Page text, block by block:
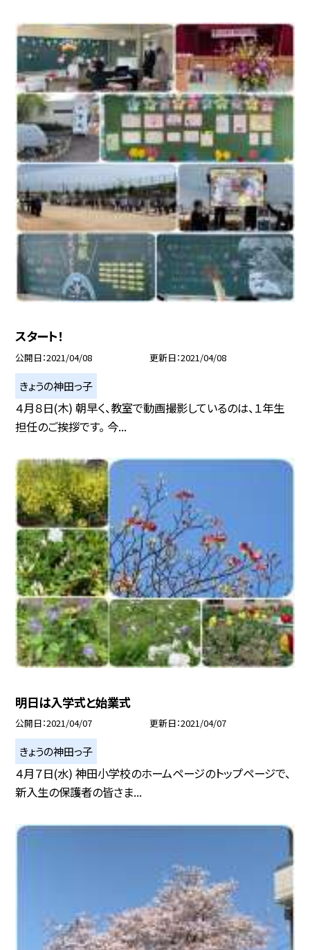
スタート！
公開日 2021/04/08 更新日 2021/04/08
きょうの神田っ子
４月８日(木) 朝早く、教室で動画撮影しているのは、１年生
担任のご挨拶です。 今...
明日は入学式と始業式
公開日 2021/04/07 更新日 2021/04/07
きょうの神田っ子
４月７日(水) 神田小学校のホームページのトップページで、
新入生の保護者の皆さま...